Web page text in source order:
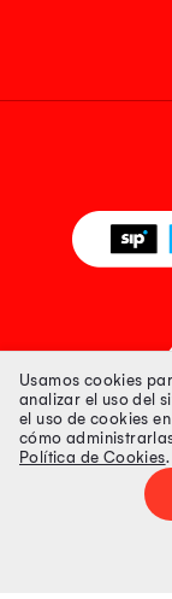
Tiendas
Precios disponibles
Usamos cookies
analizar el uso del
el uso de cookies
cómo
Política de Cookies.